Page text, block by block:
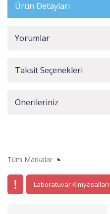
Ürün Detayları
Yorumlar
Taksit Seçenekleri
Önerileriniz
Tüm Markalar
Laboratuvar